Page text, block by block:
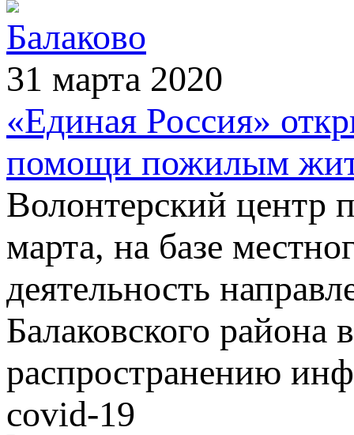
Балаково
31 марта 2020
«Единая Россия»
помощи пожилым
Волонтерский центр
марта, на базе
деятельность
Балаковского
распространению
covid-19